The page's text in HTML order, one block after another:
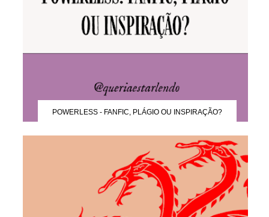
POWERLESS - FANFIC, PLÁGIO OU INSPIRAÇÃO?